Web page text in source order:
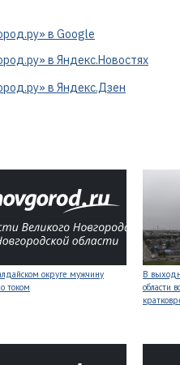
в Google
в Яндекс.Новостях
в Яндекс.Дзен
округе мужчину
током
В
области